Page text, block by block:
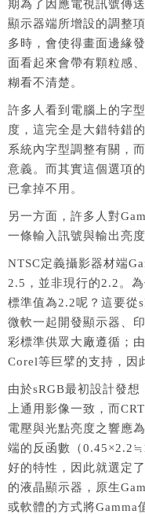
期為了因應電視訊號傳
顯示器端所增設的調整
多時，會使得畫面邊緣
面看起來會帶有顆粒感
糊看不清楚。
許多人看到電腦上的字
度，這完全是大錯特錯
系統內字型調整有關，
意義。而其實這個選項
已拿掉不用。
另一方面，許多人對
一條輸入訊號與輸出亮
NTSC定義攝影器材端
2.5，並非現行的2.2。
標準值為2.2呢？這要從
微軟一起開發顯示器、
彩標準供眾大廠遵循；
Corel等巨擘的支持，因
由於sRGB最初設計發
上通用影像一致，而
電壓與光點亮度之響應
端的反函數（
好的特性，因此就選定
的液晶顯示器，原生
或軟體的方式將Gamma